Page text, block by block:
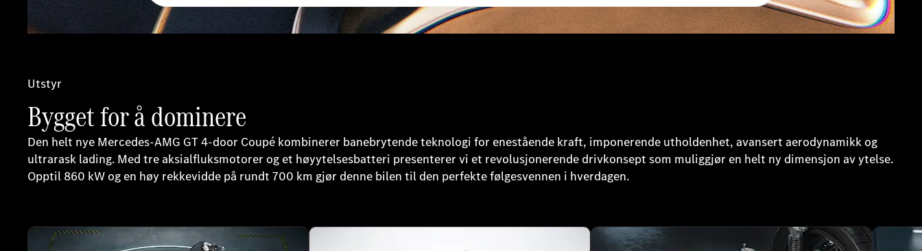
Utstyr
Bygget for å dominere
Den helt nye Mercedes-AMG GT 4-door Coupé kombinerer banebrytende teknologi for enestående kraft, imponerende utholdenhet, avansert aerodynamikk og
ultrarask lading. Med tre aksialfluksmotorer og et høyytelsesbatteri presenterer vi et revolusjonerende drivkonsept som muliggjør en helt ny dimensjon av ytelse.
Opptil 860 kW og en høy rekkevidde på rundt 700 km gjør denne bilen til den perfekte følgesvennen i hverdagen.